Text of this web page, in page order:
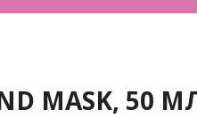
MASK, 50